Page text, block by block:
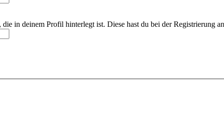
in deinem Profil hinterlegt ist. Diese hast du bei der Registrierung